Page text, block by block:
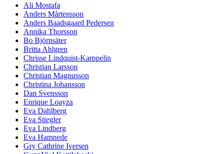
Ali Mostafa
Anders Mårtensson
Anders Baadsgaard Pedersen
Annika Thorsson
Bo Björnsäter
Britta Ahlgren
Chrisse Lindquist-Karppelin
Christian Larsson
Christian Magnusson
Christina Johansson
Dan Svensson
Enrique Loayza
Eva Dahlberg
Eva Stiegler
Eva Lindberg
Eva Hamnede
Gry Cathrine Iversen